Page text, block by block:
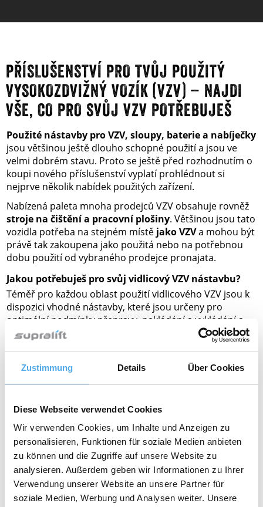
Zustimmung Details Über Cookies
Diese Webseite verwendet Cookies
Wir verwenden Cookies, um Inhalte und Anzeigen zu
personalisieren, Funktionen für soziale Medien anbieten
zu können und die Zugriffe auf unsere Website zu
analysieren. Außerdem geben wir Informationen zu Ihrer
Verwendung unserer Website an unsere Partner für
soziale Medien, Werbung und Analysen weiter. Unsere
PŘÍSLUŠENSTVÍ PRO TVŮJ POUŽITÝ
VYSOKOZDVIŽNÝ VOZÍK (VZV) – NAJDI
VŠE, CO PRO SVŮJ VZV POTŘEBUJEŠ
Použité nástavby pro VZV, sloupy, baterie a nabíječky
jsou většinou ještě dlouho schopné použití a jsou ve
velmi dobrém stavu. Proto se ještě před rozhodnutím o
koupi nového příslušenství vyplatí prohlédnout si
nejprve několik nabídek použitých zařízení.
Nabízená paleta mnoha prodejců VZV obsahuje rovněž
stroje na čištění a pracovní plošiny. Většinou jsou tato
vozidla potřeba na stejném místě jako VZVa mohou být
právě tak zakoupena jako použitá nebo na potřebnou
dobu použití od vybraného prodejce pronajata.
Jakou potřebuješ pro svůj vidlicový VZV nástavbu?
Téměř pro každou oblast použití vidlicového VZV jsou k
dispozici vhodné nástavby, které jsou určeny pro
optimální podmínky přepravy, nakládání a vykládání a
rozličné skupiny zboží. Popisujeme zde několik
nedůležitějších součástí VZV.
Radlice
Potřebuješ přepravovaný materiál odsunout od VZV
Radlice je nástavba ve formě desky, které svírá pravý
úhel s vidlicemi a z pohledu místa řidiče se hydraulicky
vysouvá vpřed a přepravovaný materiál sune před
sebou. Zpravidla se tak nákladové jednotky na paletách
posouvají do kontejnerů nebo na návěsy.
Čelisti na balíky
Potřebuješ zdvihnout balík bavlny, buničiny a starého